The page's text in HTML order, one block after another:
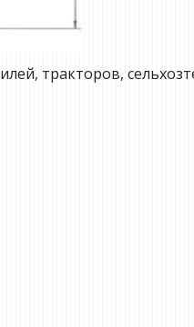
тракторов,